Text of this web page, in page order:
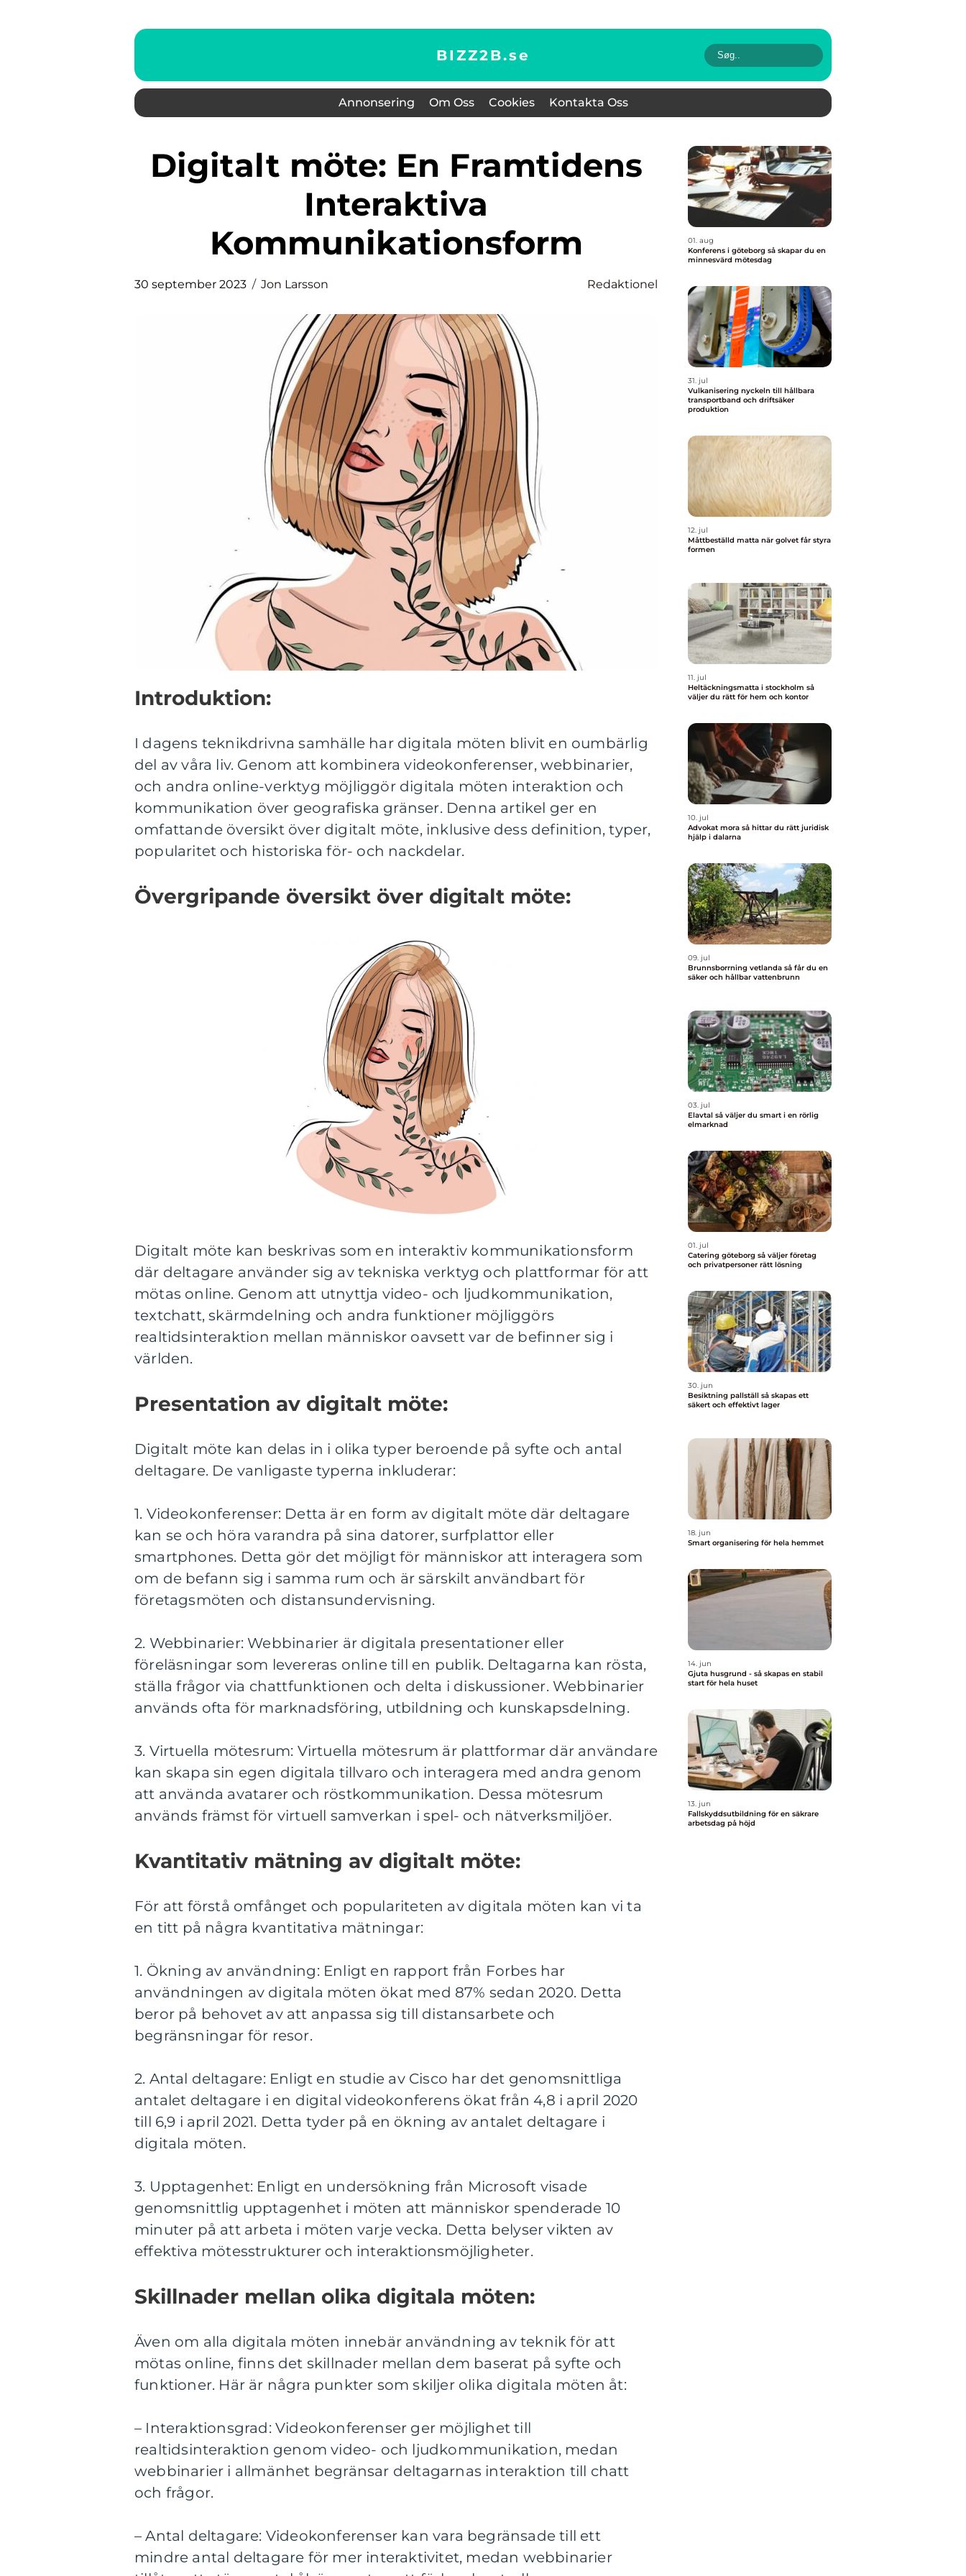
BIZZ2B.se
Annonsering Om Oss Cookies Kontakta Oss
Digitalt möte: En Framtidens
Interaktiva
Kommunikationsform
30 september 2023 Jon Larsson Redaktionel
Introduktion:
I dagens teknikdrivna samhälle har digitala möten blivit en oumbärlig
del av våra liv. Genom att kombinera videokonferenser, webbinarier,
och andra online-verktyg möjliggör digitala möten interaktion och
kommunikation över geografiska gränser. Denna artikel ger en
omfattande översikt över digitalt möte, inklusive dess definition, typer,
popularitet och historiska för- och nackdelar.
Övergripande översikt över digitalt möte:
Digitalt möte kan beskrivas som en interaktiv kommunikationsform
där deltagare använder sig av tekniska verktyg och plattformar för att
mötas online. Genom att utnyttja video- och ljudkommunikation,
textchatt, skärmdelning och andra funktioner möjliggörs
realtidsinteraktion mellan människor oavsett var de befinner sig i
världen.
Presentation av digitalt möte:
Digitalt möte kan delas in i olika typer beroende på syfte och antal
deltagare. De vanligaste typerna inkluderar:
1. Videokonferenser: Detta är en form av digitalt möte där deltagare
kan se och höra varandra på sina datorer, surfplattor eller
smartphones. Detta gör det möjligt för människor att interagera som
om de befann sig i samma rum och är särskilt användbart för
företagsmöten och distansundervisning.
2. Webbinarier: Webbinarier är digitala presentationer eller
föreläsningar som levereras online till en publik. Deltagarna kan rösta,
ställa frågor via chattfunktionen och delta i diskussioner. Webbinarier
används ofta för marknadsföring, utbildning och kunskapsdelning.
3. Virtuella mötesrum: Virtuella mötesrum är plattformar där användare
kan skapa sin egen digitala tillvaro och interagera med andra genom
att använda avatarer och röstkommunikation. Dessa mötesrum
används främst för virtuell samverkan i spel- och nätverksmiljöer.
Kvantitativ mätning av digitalt möte:
För att förstå omfånget och populariteten av digitala möten kan vi ta
en titt på några kvantitativa mätningar:
1. Ökning av användning: Enligt en rapport från Forbes har
användningen av digitala möten ökat med 87% sedan 2020. Detta
beror på behovet av att anpassa sig till distansarbete och
begränsningar för resor.
2. Antal deltagare: Enligt en studie av Cisco har det genomsnittliga
antalet deltagare i en digital videokonferens ökat från 4,8 i april 2020
till 6,9 i april 2021. Detta tyder på en ökning av antalet deltagare i
digitala möten.
3. Upptagenhet: Enligt en undersökning från Microsoft visade
genomsnittlig upptagenhet i möten att människor spenderade 10
minuter på att arbeta i möten varje vecka. Detta belyser vikten av
effektiva mötesstrukturer och interaktionsmöjligheter.
Skillnader mellan olika digitala möten:
Även om alla digitala möten innebär användning av teknik för att
mötas online, finns det skillnader mellan dem baserat på syfte och
funktioner. Här är några punkter som skiljer olika digitala möten åt:
– Interaktionsgrad: Videokonferenser ger möjlighet till
realtidsinteraktion genom video- och ljudkommunikation, medan
webbinarier i allmänhet begränsar deltagarnas interaktion till chatt
och frågor.
– Antal deltagare: Videokonferenser kan vara begränsade till ett
mindre antal deltagare för mer interaktivitet, medan webbinarier
01. aug
Konferens i göteborg så skapar du en
minnesvärd mötesdag
31. jul
Vulkanisering nyckeln till hållbara
transportband och driftsäker
produktion
12. jul
Måttbeställd matta när golvet får styra
formen
11. jul
Heltäckningsmatta i stockholm så
väljer du rätt för hem och kontor
10. jul
Advokat mora så hittar du rätt juridisk
hjälp i dalarna
09. jul
Brunnsborrning vetlanda så får du en
säker och hållbar vattenbrunn
03. jul
Elavtal så väljer du smart i en rörlig
elmarknad
01. jul
Catering göteborg så väljer företag
och privatpersoner rätt lösning
30. jun
Besiktning pallställ så skapas ett
säkert och effektivt lager
18. jun
Smart organisering för hela hemmet
14. jun
Gjuta husgrund - så skapas en stabil
start för hela huset
13. jun
Fallskyddsutbildning för en säkrare
arbetsdag på höjd